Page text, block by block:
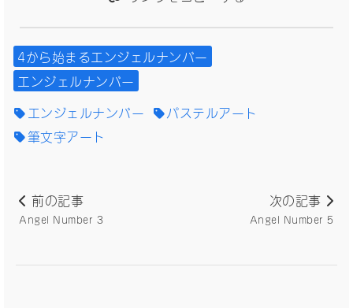
4から始まるエンジェルナンバー
エンジェルナンバー
エンジェルナンバー
パステルアート
筆文字アート
前の記事
Angel Number 3
次の記事
Angel Number 5